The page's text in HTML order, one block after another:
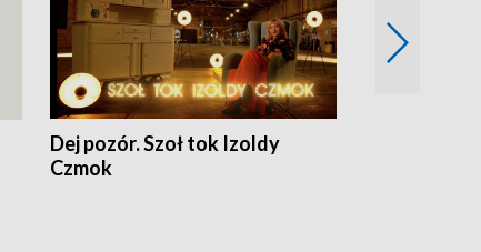
Dej pozór. Szoł tok Izoldy
Czmok